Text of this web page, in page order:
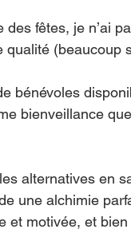
fêtes, je n’ai
(beaucoup
bénévoles
bienveillance
alternatives en
une alchimie
et motivée, et